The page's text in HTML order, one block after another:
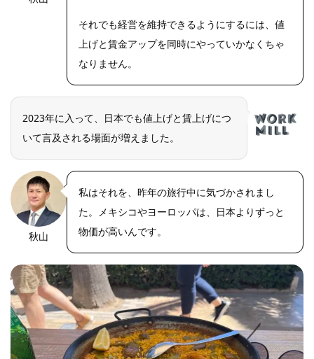
それでも経営を維持できるようにするには、値
上げと賃金アップを同時にやっていかなくちゃ
なりません。
2023年に入って、日本でも値上げと賃上げにつ
いて言及される場面が増えました。
OLYMPUS
秋山
私はそれを、昨年の旅行中に気づかされまし
た。メキシコやヨーロッパは、日本よりずっと
物価が高いんです。